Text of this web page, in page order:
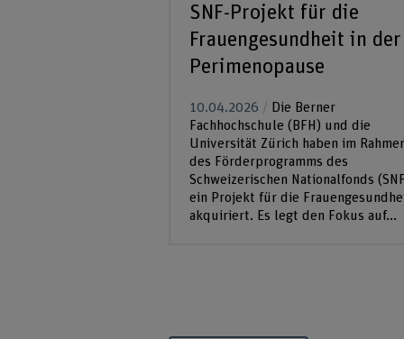
SNF-Projekt für die
Frauengesundheit in der
Perimenopause
10.04.2026
Die Berner
Fachhochschule (BFH) und die
Universität Zürich haben im
des Förderprogramms des
Schweizerischen Nationalfonds
ein Projekt für die
akquiriert. Es legt den Fokus auf...